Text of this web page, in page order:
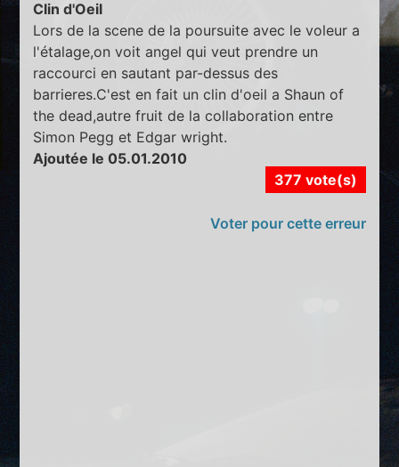
Clin d'Oeil
Lors de la scene de la poursuite avec le voleur a
l'étalage,on voit angel qui veut prendre un
raccourci en sautant par-dessus des
barrieres.C'est en fait un clin d'oeil a Shaun of
the dead,autre fruit de la collaboration entre
Simon Pegg et Edgar wright.
Ajoutée le 05.01.2010
377 vote(s)
Voter pour cette erreur